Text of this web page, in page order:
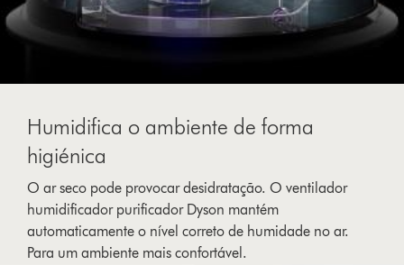
Humidifica o ambiente de forma
higiénica
O ar seco pode provocar desidratação. O ventilador
humidificador purificador Dyson mantém
automaticamente o nível correto de humidade no ar.
Para um ambiente mais confortável.